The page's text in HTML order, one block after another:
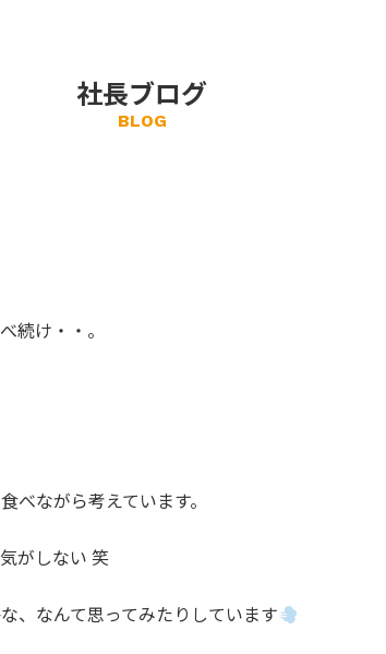
社長ブログ
BLOG
続け・・。
べながら考えています。
がしない 笑
、なんて思ってみたりしています